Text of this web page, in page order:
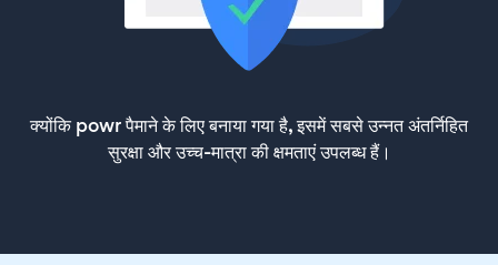
क्योंकि powr पैमाने के लिए बनाया गया है, इसमें सबसे उन्नत अंतर्निहित
सुरक्षा और उच्च-मात्रा की क्षमताएं उपलब्ध हैं।